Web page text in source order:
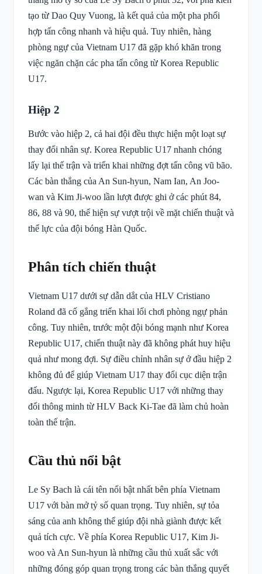
tạo từ Dao Quy Vuong, là kết quả của một pha phối
hợp tấn công nhanh và hiệu quả. Tuy nhiên, hàng
phòng ngự của Vietnam U17 đã gặp khó khăn trong
việc ngăn chặn các pha tấn công từ Korea Republic
U17.
Hiệp 2
Bước vào hiệp 2, cả hai đội đều thực hiện một loạt sự
thay đổi nhân sự. Korea Republic U17 nhanh chóng
lấy lại thế trận và triển khai những đợt tấn công vũ bão.
Các bàn thắng của An Sun-hyun, Nam Ian, An Joo-
wan và Kim Ji-woo lần lượt được ghi ở các phút 84,
86, 88 và 90, thể hiện sự vượt trội về mặt chiến thuật và
thể lực của đội bóng Hàn Quốc.
Phân tích chiến thuật
Vietnam U17 dưới sự dẫn dắt của HLV Cristiano
Roland đã cố gắng triển khai lối chơi phòng ngự phản
công. Tuy nhiên, trước một đội bóng mạnh như Korea
Republic U17, chiến thuật này đã không phát huy hiệu
quả như mong đợi. Sự điều chỉnh nhân sự ở đầu hiệp 2
không đủ để giúp Vietnam U17 thay đổi cục diện trận
đấu. Ngược lại, Korea Republic U17 với những thay
đổi thông minh từ HLV Back Ki-Tae đã làm chủ hoàn
toàn thế trận.
Cầu thủ nổi bật
Le Sy Bach là cái tên nổi bật nhất bên phía Vietnam
U17 với bàn mở tỷ số quan trọng. Tuy nhiên, sự tỏa
sáng của anh không thể giúp đội nhà giành được kết
quả tích cực. Về phía Korea Republic U17, Kim Ji-
woo và An Sun-hyun là những cầu thủ xuất sắc với
những đóng góp quan trọng trong các bàn thắng quyết